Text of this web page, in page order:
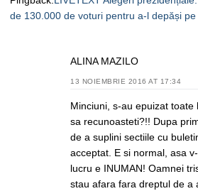
de 130.000 de voturi pentru a-l depăși
ALINA MAZILO
13 NOIEMBRIE 2016 AT 17:34
Minciuni, s-au epuizat
sa recunoasteti?!! Dupa
de a suplini sectiile cu
acceptat. E si normal, asa
lucru e INUMAN! Oamnei
stau afara fara dreptul de a